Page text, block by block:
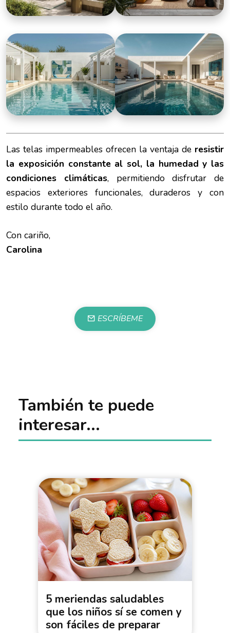
Las telas impermeables ofrecen la ventaja de resistir
la exposición constante al sol, la humedad y las
condiciones climáticas, permitiendo disfrutar de
espacios exteriores funcionales, duraderos y con
estilo durante todo el año.
Con cariño,
Carolina
ESCRÍBEME
También te puede
interesar...
5 meriendas saludables
que los niños sí se comen y
son fáciles de preparar